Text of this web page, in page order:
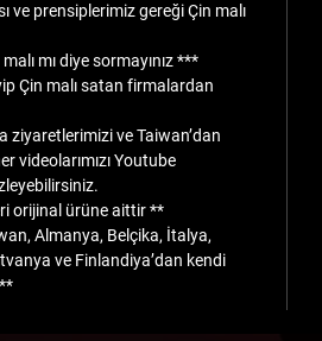
ve prensiplerimiz gereği Çin malı
mı diye sormayınız ***
Çin malı satan firmalardan
ziyaretlerimizi ve Taiwan’dan
videolarımızı Youtube
orijinal ürüne aittir **
Almanya, Belçika, İtalya,
ve Finlandiya’dan kendi